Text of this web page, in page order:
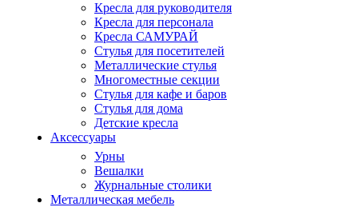
Кресла для руководителя
Кресла для персонала
Кресла САМУРАЙ
Стулья для посетителей
Металлические стулья
Многоместные секции
Стулья для кафе и баров
Стулья для дома
Детские кресла
Аксессуары
Урны
Вешалки
Журнальные столики
Металлическая мебель